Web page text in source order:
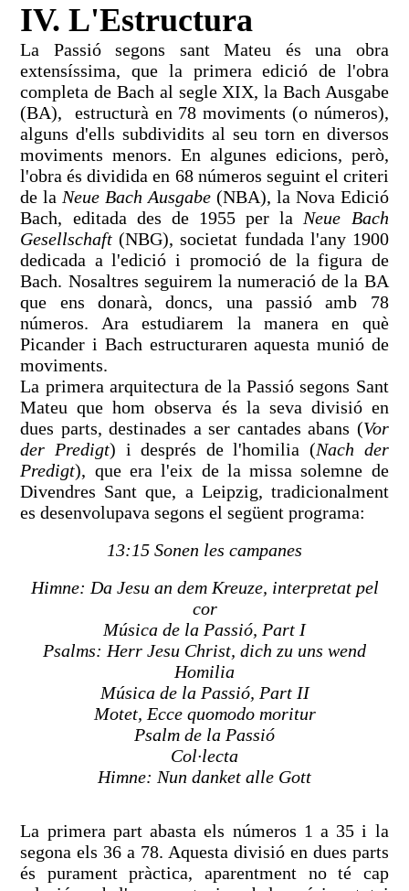
IV. L'Estructura
La Passió segons sant Mateu és una obra
extensíssima, que la primera edició de l'obra
completa de Bach al segle XIX, la Bach Ausgabe
(BA), estructurà en 78 moviments (o números),
alguns d'ells subdividits al seu torn en diversos
moviments menors. En algunes edicions, però,
l'obra és dividida en 68 números seguint el criteri
de la Neue Bach Ausgabe (NBA), la Nova Edició
Bach, editada des de 1955 per la Neue Bach
Gesellschaft (NBG), societat fundada l'any 1900
dedicada a l'edició i promoció de la figura de
Bach. Nosaltres seguirem la numeració de la BA
que ens donarà, doncs, una passió amb 78
números. Ara estudiarem la manera en què
Picander i Bach estructuraren aquesta munió de
moviments.
La primera arquitectura de la Passió segons Sant
Mateu que hom observa és la seva divisió en
dues parts, destinades a ser cantades abans (Vor
der Predigt) i després de l'homilia (Nach der
Predigt), que era l'eix de la missa solemne de
Divendres Sant que, a Leipzig, tradicionalment
es desenvolupava segons el següent programa:
13:15 Sonen les campanes
Himne: Da Jesu an dem Kreuze, interpretat pel
cor
Música de la Passió, Part I
Psalms: Herr Jesu Christ, dich zu uns wend
Homilia
Música de la Passió, Part II
Motet, Ecce quomodo moritur
Psalm de la Passió
Col·lecta
Himne: Nun danket alle Gott
La primera part abasta els números 1 a 35 i la
segona els 36 a 78. Aquesta divisió en dues parts
és purament pràctica, aparentment no té cap